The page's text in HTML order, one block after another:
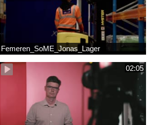
Femeren_SoME_Jonas_Lager
02:05